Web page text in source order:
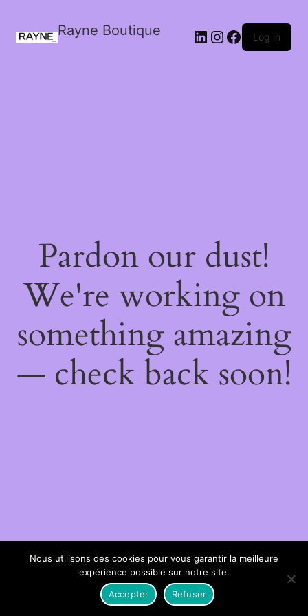
Rayne Boutique Log in
Pardon our dust!
We're working on
something amazing
— check back soon!
Nous utilisons des cookies pour vous garantir la meilleure
expérience possible sur notre site.
Accepter
Refuser